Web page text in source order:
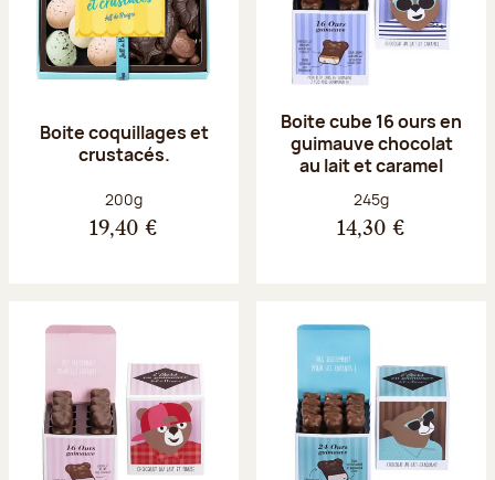
Boite coquillages et
crustacés.
Poids net :
200g
19,40 €
Boite cube 16 ours en
guimauve chocolat
au lait et caramel
Poids net :
245g
14,30 €